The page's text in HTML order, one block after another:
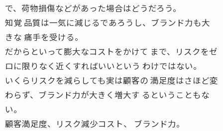
で、荷物損傷などがあった場合はどうだろう。
知覚 品質は一気に減じるであろうし、ブランド力も大
きな 痛手を受ける。
だからといって膨大なコストをかけて まで、リスクをゼ
ロに限りなく近くすればいいという わけではない。
いくらリスクを減らしても実は顧客の 満足度はさほど変
わらず、ブランド力が大きく増大す るということもな
い。
顧客満足度、リスク減少コスト、 ブランド力。